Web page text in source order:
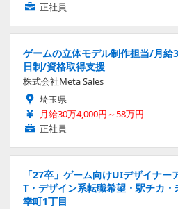
正社員
ゲームの立体モデル制作担当/月
日制/資格取得支援
株式会社Meta Sales
埼玉県
月給30万4,000円～58万円
正社員
「27卒」ゲーム向けUIデザイナ
T・デザイン系転職希望・駅チカ
幸町1丁目